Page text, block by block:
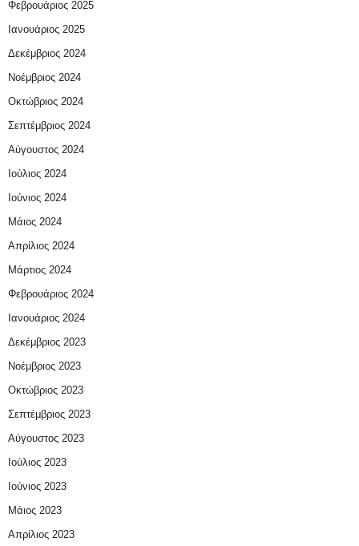
Φεβρουάριος 2025
Ιανουάριος 2025
Δεκέμβριος 2024
Νοέμβριος 2024
Οκτώβριος 2024
Σεπτέμβριος 2024
Αύγουστος 2024
Ιούλιος 2024
Ιούνιος 2024
Μάιος 2024
Απρίλιος 2024
Μάρτιος 2024
Φεβρουάριος 2024
Ιανουάριος 2024
Δεκέμβριος 2023
Νοέμβριος 2023
Οκτώβριος 2023
Σεπτέμβριος 2023
Αύγουστος 2023
Ιούλιος 2023
Ιούνιος 2023
Μάιος 2023
Απρίλιος 2023